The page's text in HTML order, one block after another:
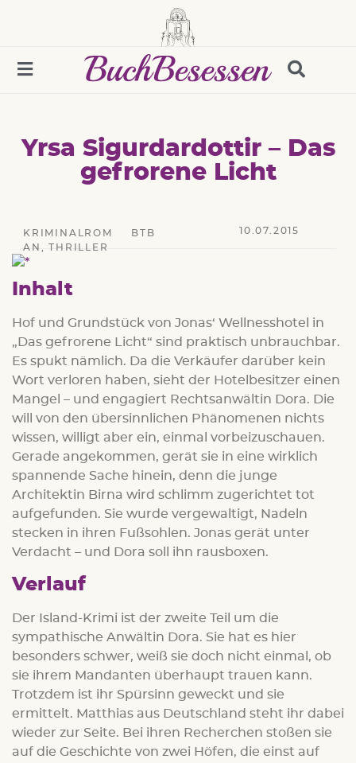
Yrsa Sigurdardottir – Das
gefrorene Licht
KRIMINALROM
AN
THRILLER
BTB 10.07.2015
Inhalt
Hof und Grundstück von Jonas‘ Wellnesshotel in
„Das gefrorene Licht“ sind praktisch unbrauchbar.
Es spukt nämlich. Da die Verkäufer darüber kein
Wort verloren haben, sieht der Hotelbesitzer einen
Mangel – und engagiert Rechtsanwältin Dora. Die
will von den übersinnlichen Phänomenen nichts
wissen, willigt aber ein, einmal vorbeizuschauen.
Gerade angekommen, gerät sie in eine wirklich
spannende Sache hinein, denn die junge
Architektin Birna wird schlimm zugerichtet tot
aufgefunden. Sie wurde vergewaltigt, Nadeln
stecken in ihren Fußsohlen. Jonas gerät unter
Verdacht – und Dora soll ihn rausboxen.
Verlauf
Der Island-Krimi ist der zweite Teil um die
sympathische Anwältin Dora. Sie hat es hier
besonders schwer, weiß sie doch nicht einmal, ob
sie ihrem Mandanten überhaupt trauen kann.
Trotzdem ist ihr Spürsinn geweckt und sie
ermittelt. Matthias aus Deutschland steht ihr dabei
wieder zur Seite. Bei ihren Recherchen stoßen sie
auf die Geschichte von zwei Höfen, die einst auf